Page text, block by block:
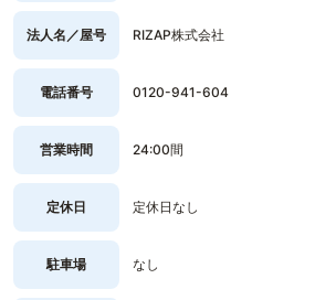
法人名／屋号 RIZAP株式会社
電話番号 0120-941-604
営業時間 24:00間
定休日 定休日なし
駐車場 なし